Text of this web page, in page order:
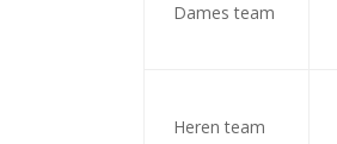
Dames team
Heren team